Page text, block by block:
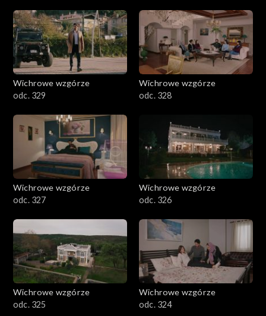
Wichrowe wzgórze
odc. 329
Wichrowe wzgórze
odc. 328
Wichrowe wzgórze
odc. 327
Wichrowe wzgórze
odc. 326
Wichrowe wzgórze
odc. 325
Wichrowe wzgórze
odc. 324